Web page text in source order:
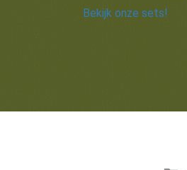
Bekijk onze sets!